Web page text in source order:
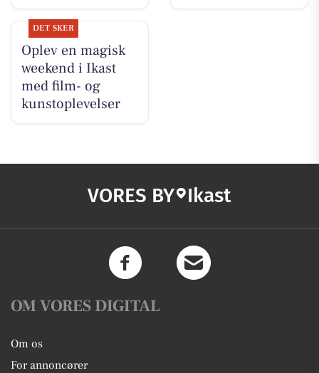
DET SKER
Oplev en magisk
weekend i Ikast
med film- og
kunstoplevelser
VORES BY Ikast
OM VORES DIGITAL
Om os
For annoncører